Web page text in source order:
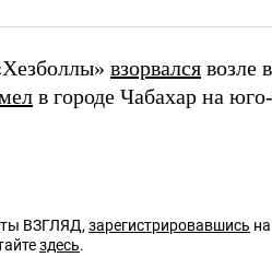
взорвался возле
в городе Чабахар на
ВЗГЛЯД, зарегистрировавшись
здесь.